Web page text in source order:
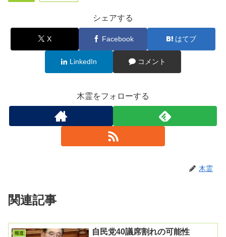
シェアする
X Facebook はてブ
LinkedIn コメント
木霊をフォローする
木霊
関連記事
報道 自民党40議席割れの可能性